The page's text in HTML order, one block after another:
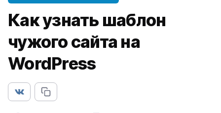
Как узнать шаблон
чужого сайта на
WordPress